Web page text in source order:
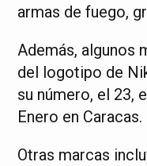
armas de fuego,
Además, algunos
del logotipo de
su número, el 23,
Enero en Caracas.
Otras marcas